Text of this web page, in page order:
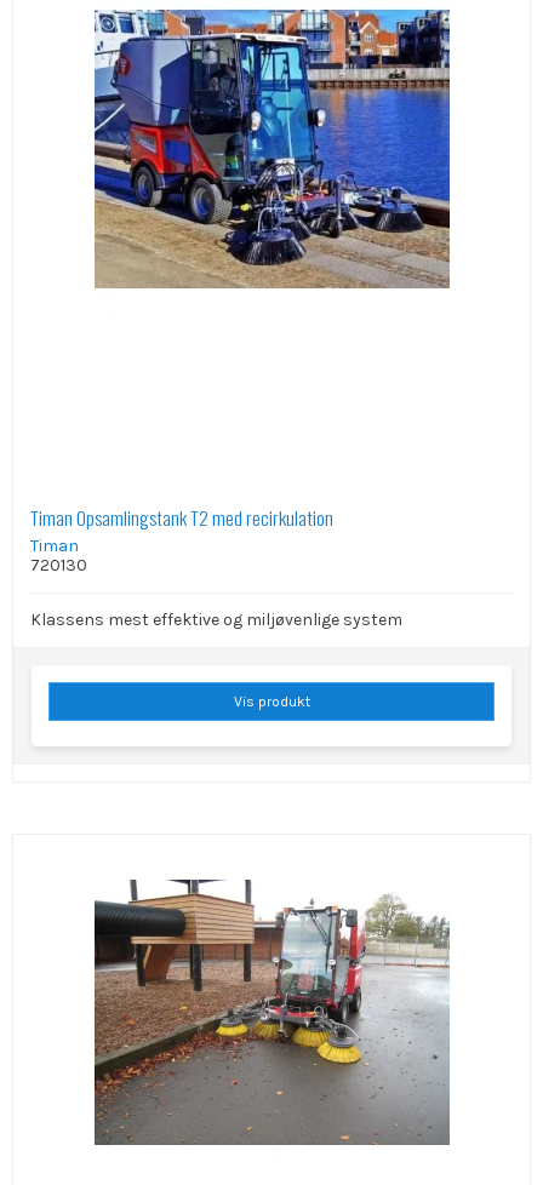
Timan Opsamlingstank T2 med recirkulation
Timan
720130
Klassens mest effektive og miljøvenlige system
Vis produkt